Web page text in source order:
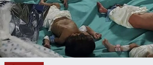
Gündem
Haberde İnsan
Kültür Sanat